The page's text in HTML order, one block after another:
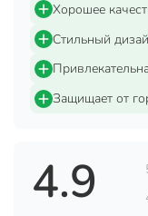
Страна
Форма
Материал
Артикул
Габариты упаковки
Хорошее
Стильный
Защищает от
4.9